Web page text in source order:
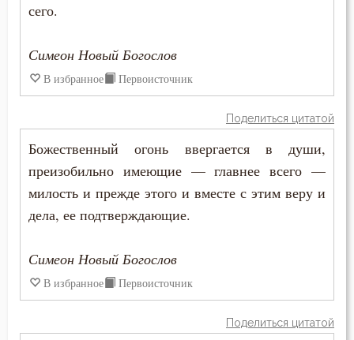
Власть
Воздаяние
Вознесение
Воля Божия
Симеон Новый Богослов
Тихон Задонский
Феодор Студит
Филарет Московский (Дроздов)
сего.
Симеон Новый Богослов
В избранное Первоисточник
Поделиться цитатой
Божественный огонь ввергается в души,
преизобильно имеющие — главнее всего —
милость и прежде этого и вместе с этим веру и
дела, ее подтверждающие.
Симеон Новый Богослов
В избранное Первоисточник
Поделиться цитатой